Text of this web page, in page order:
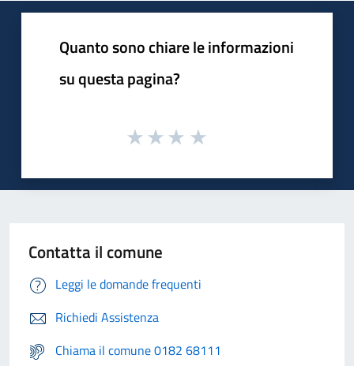
Quanto sono chiare le informazioni
su questa pagina?
Contatta il comune
Leggi le domande frequenti
Richiedi Assistenza
Chiama il comune 0182 68111